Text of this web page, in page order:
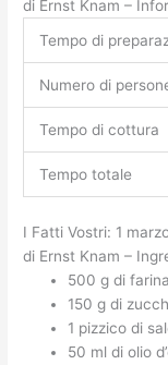
di Ernst Knam –
Tempo di
Numero di
Tempo di cottura
Tempo totale
I Fatti Vostri: 1
di Ernst Knam –
500 g di farina
150 g di
1 pizzico di
50 ml di olio